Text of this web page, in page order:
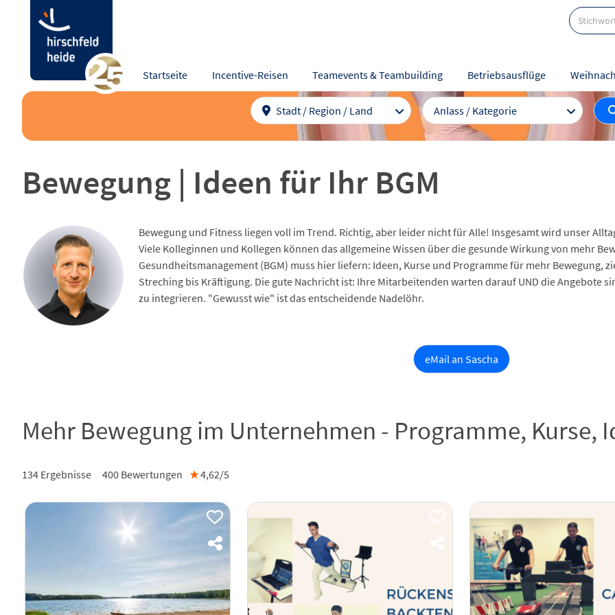
Startseite Incentive-Reisen Teamevents & Teambuilding Betriebsausflüge
Stadt / Region / Land Anlass / Kategorie
Bewegung | Ideen für Ihr BGM
Bewegung und Fitness liegen voll im Trend. Richtig, aber leider nicht für Alle! Insgesamt wird unser
Viele Kolleginnen und Kollegen können das allgemeine Wissen über die gesunde Wirkung von mehr
Gesundheitsmanagement (BGM) muss hier liefern: Ideen, Kurse und Programme für mehr Bewegung,
Streching bis Kräftigung. Die gute Nachricht ist: Ihre Mitarbeitenden warten darauf UND die Angebote
zu integrieren. "Gewusst wie" ist das entscheidende Nadelöhr.
eMail an Sascha
Mehr Bewegung im Unternehmen - Programme, Kurse,
134 Ergebnisse 400 Bewertungen ★4,62/5